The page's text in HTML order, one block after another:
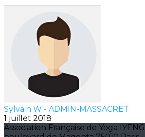
Sylvain W - ADMIN-MASSACRET
1 juillet 2018
Association Française de Yoga